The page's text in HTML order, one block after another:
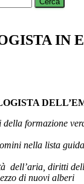
IN
formazione
nella lista
dell’aria, diritti
di nuovi alberi